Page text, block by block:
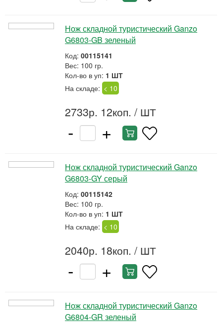
Нож складной туристический Ganzo
G6803-GB зеленый
Код: 00115141
Вес: 100 гр.
Кол-во в уп: 1 ШТ
На складе: < 10
2733р. 12коп. / ШТ
- +
Нож складной туристический Ganzo
G6803-GY серый
Код: 00115142
Вес: 100 гр.
Кол-во в уп: 1 ШТ
На складе: < 10
2040р. 18коп. / ШТ
- +
Нож складной туристический Ganzo
G6804-GR зеленый